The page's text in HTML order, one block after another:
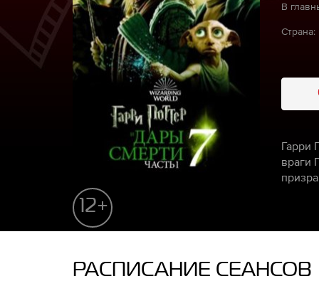
12+
В
Страна:
Гарри
враги
РАСПИСАНИЕ СЕАНСОВ